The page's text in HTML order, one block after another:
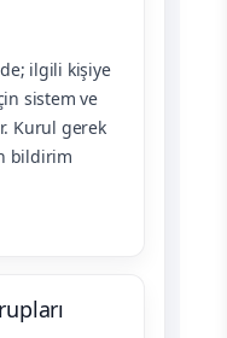
ilgili kişiye
sistem ve
Kurul gerek
bildirim